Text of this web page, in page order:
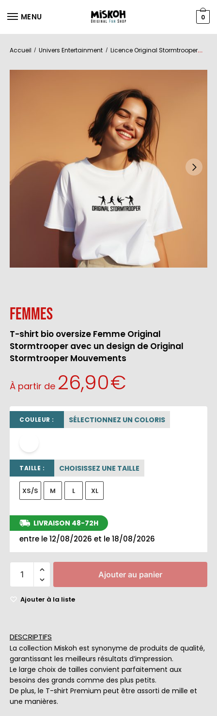
MENU 0
Accueil / Univers Entertainment / Licence Original Stormtrooper
Femmes
T-shirt bio oversize Femme Original
Stormtrooper avec un design de Original
Stormtrooper Mouvements
À partir de 26,90€
COULEUR : SÉLECTIONNEZ UN COLORIS
TAILLE : CHOISISSEZ UNE TAILLE
XS/S M L XL
LIVRAISON 48-72H
entre le 12/08/2026 et le 18/08/2026
Ajouter au panier
Ajouter à la liste
DESCRIPTIFS
La collection Miskoh est synonyme de produits de qualité,
garantissant les meilleurs résultats d’impression.
Le large choix de tailles convient parfaitement aux
besoins des grands comme des plus petits.
De plus, le T-shirt Premium peut être assorti de mille et
une manières.